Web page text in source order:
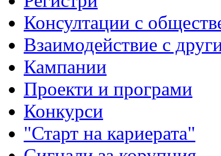
Консултации с
Взаимодействие с
Кампании
Проекти и програми
Конкурси
"Старт на кариерата"